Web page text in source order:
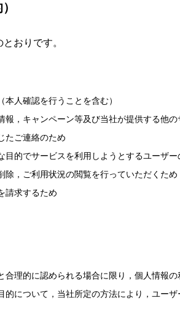
おりです。
人確認を行うことを含む）
，キャンペーン等及び当社が提供する他
たご連絡のため
的でサービスを利用しようとするユーザ
，ご利用状況の閲覧を行っていただくため
請求するため
理的に認められる場合に限り，個人情報の
について，当社所定の方法により，ユー